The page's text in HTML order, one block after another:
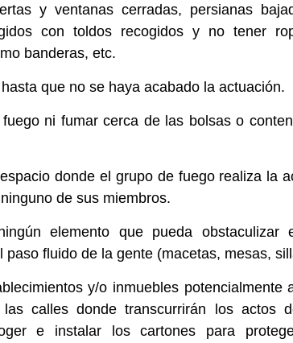
y ventanas cerradas, persianas
con toldos recogidos y no tener
banderas, etc.
que no se haya acabado la actuación.
ni fumar cerca de las bolsas o
donde el grupo de fuego realiza la
de sus miembros.
elemento que pueda obstaculizar
paso fluido de la gente (macetas, mesas,
y/o inmuebles potencialmente
calles donde transcurrirán los actos
e instalar los cartones para